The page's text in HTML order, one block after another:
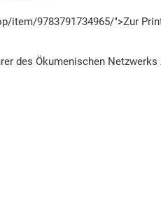
item/9783791734965/">Zur
des Ökumenischen